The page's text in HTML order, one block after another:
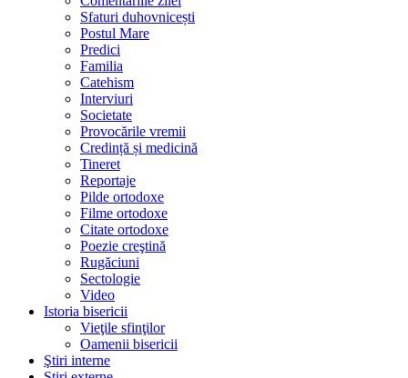
Sfaturi duhovnicești
Postul Mare
Predici
Familia
Catehism
Interviuri
Societate
Provocările vremii
Credință și medicină
Tineret
Reportaje
Pilde ortodoxe
Filme ortodoxe
Citate ortodoxe
Poezie creştină
Rugăciuni
Sectologie
Video
Istoria bisericii
Vieţile sfinţilor
Oamenii bisericii
Ştiri interne